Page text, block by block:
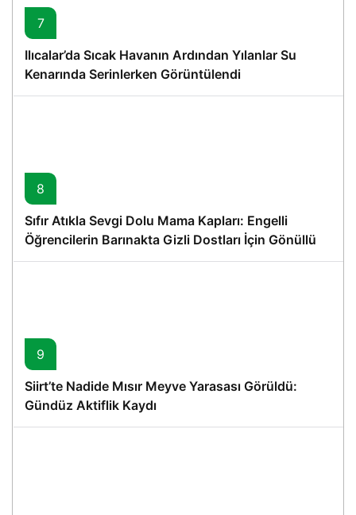
7
Ilıcalar’da Sıcak Havanın Ardından Yılanlar Su
Kenarında Serinlerken Görüntülendi
8
Sıfır Atıkla Sevgi Dolu Mama Kapları: Engelli
Öğrencilerin Barınakta Gizli Dostları İçin Gönüllü
Proje
9
Siirt’te Nadide Mısır Meyve Yarasası Görüldü:
Gündüz Aktiflik Kaydı